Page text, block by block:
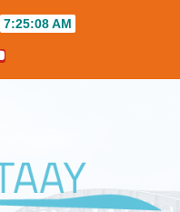
7:25:09 AM